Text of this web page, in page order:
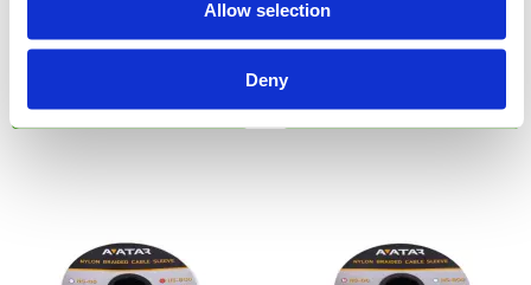
Allow selection
Deny
Fåtal i lagershop Göteborg
795 kr/st
Köp
Snabblager 1-3 dagar
Fåtal i lagershop Göteborg
Köp